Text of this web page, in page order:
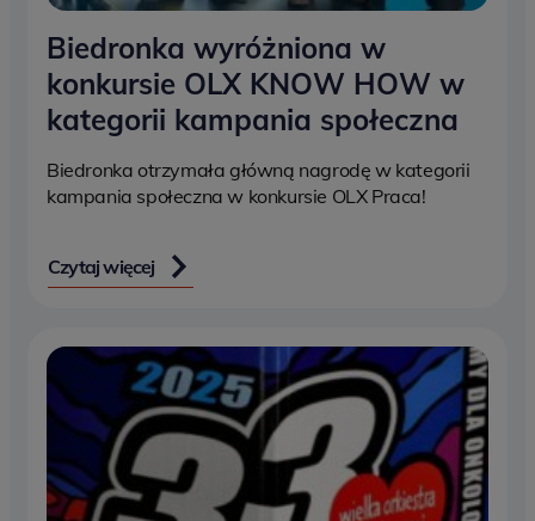
Biedronka wyróżniona w
konkursie OLX KNOW HOW w
kategorii kampania społeczna
Biedronka otrzymała główną nagrodę w kategorii
kampania społeczna w konkursie OLX Praca!
Czytaj więcej